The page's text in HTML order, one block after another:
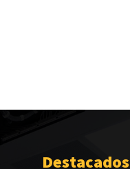
Destacados